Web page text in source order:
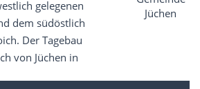
gelegenen
dem südöstlich
Der Tagebau
von Jüchen in